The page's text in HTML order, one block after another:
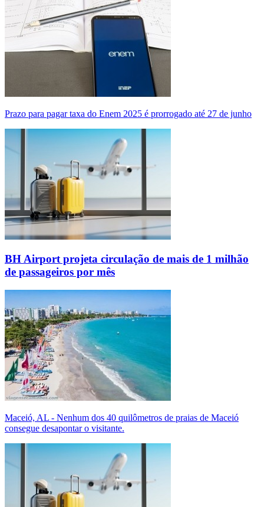
Prazo para pagar taxa do Enem 2025 é prorrogado até 27 de junho
BH Airport projeta circulação de mais de 1 milhão
de passageiros por mês
Maceió, AL - Nenhum dos 40 quilômetros de praias de Maceió
consegue desapontar o visitante.